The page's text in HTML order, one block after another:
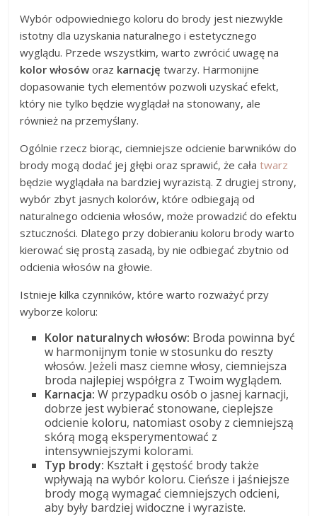
Wybór odpowiedniego koloru do brody jest niezwykle
istotny dla uzyskania naturalnego i estetycznego
wyglądu. Przede wszystkim, warto zwrócić uwagę na
kolor włosów oraz karnację twarzy. Harmonijne
dopasowanie tych elementów pozwoli uzyskać efekt,
który nie tylko będzie wyglądał na stonowany, ale
również na przemyślany.
Ogólnie rzecz biorąc, ciemniejsze odcienie barwników do
brody mogą dodać jej głębi oraz sprawić, że całatwarz
będzie wyglądała na bardziej wyrazistą. Z drugiej strony,
wybór zbyt jasnych kolorów, które odbiegają od
naturalnego odcienia włosów, może prowadzić do efektu
sztuczności. Dlatego przy dobieraniu koloru brody warto
kierować się prostą zasadą, by nie odbiegać zbytnio od
odcienia włosów na głowie.
Istnieje kilka czynników, które warto rozważyć przy
wyborze koloru:
Kolor naturalnych włosów: Broda powinna być
w harmonijnym tonie w stosunku do reszty
włosów. Jeżeli masz ciemne włosy, ciemniejsza
broda najlepiej współgra z Twoim wyglądem.
Karnacja: W przypadku osób o jasnej karnacji,
dobrze jest wybierać stonowane, cieplejsze
odcienie koloru, natomiast osoby z ciemniejszą
skórą mogą eksperymentować z
intensywniejszymi kolorami.
Typ brody: Kształt i gęstość brody także
wpływają na wybór koloru. Cieńsze i jaśniejsze
brody mogą wymagać ciemniejszych odcieni,
aby były bardziej widoczne i wyraziste.